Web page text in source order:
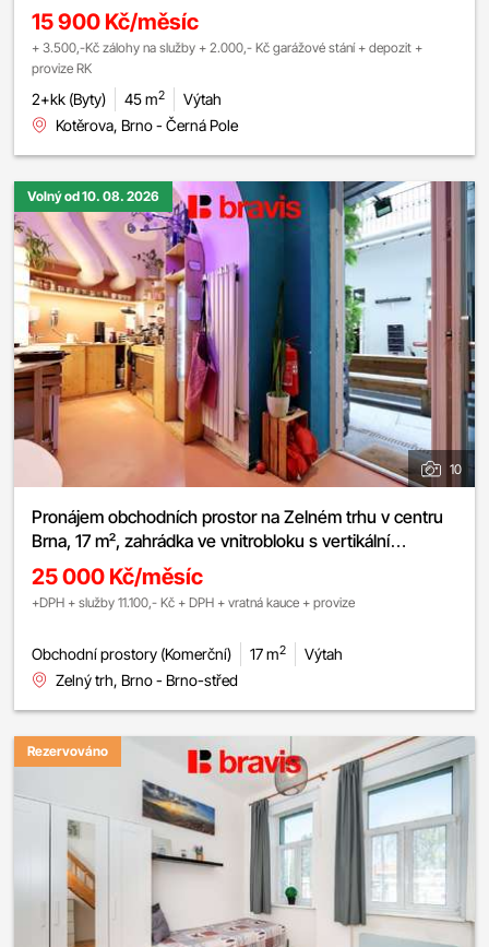
15 900 Kč/měsíc
+ 3.500,-Kč zálohy na služby + 2.000,- Kč garážové stání + depozit +
provize RK
2+kk (Byty) 45 m2
Výtah
Kotěrova, Brno - Černá Pole
Volný od 10. 08. 2026
10
Pronájem obchodních prostor na Zelném trhu v centru
Brna, 17 m², zahrádka ve vnitrobloku s vertikální
zahradou, šatna, sklad, zázemí
25 000 Kč/měsíc
+DPH + služby 11.100,- Kč + DPH + vratná kauce + provize
Obchodní prostory (Komerční) 17 m2
Výtah
Zelný trh, Brno - Brno-střed
Rezervováno